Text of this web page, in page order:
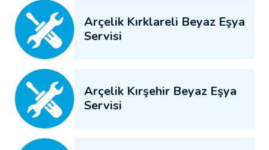
Arçelik Kırklareli Beyaz Eşya
Servisi
Arçelik Kırşehir Beyaz Eşya
Servisi